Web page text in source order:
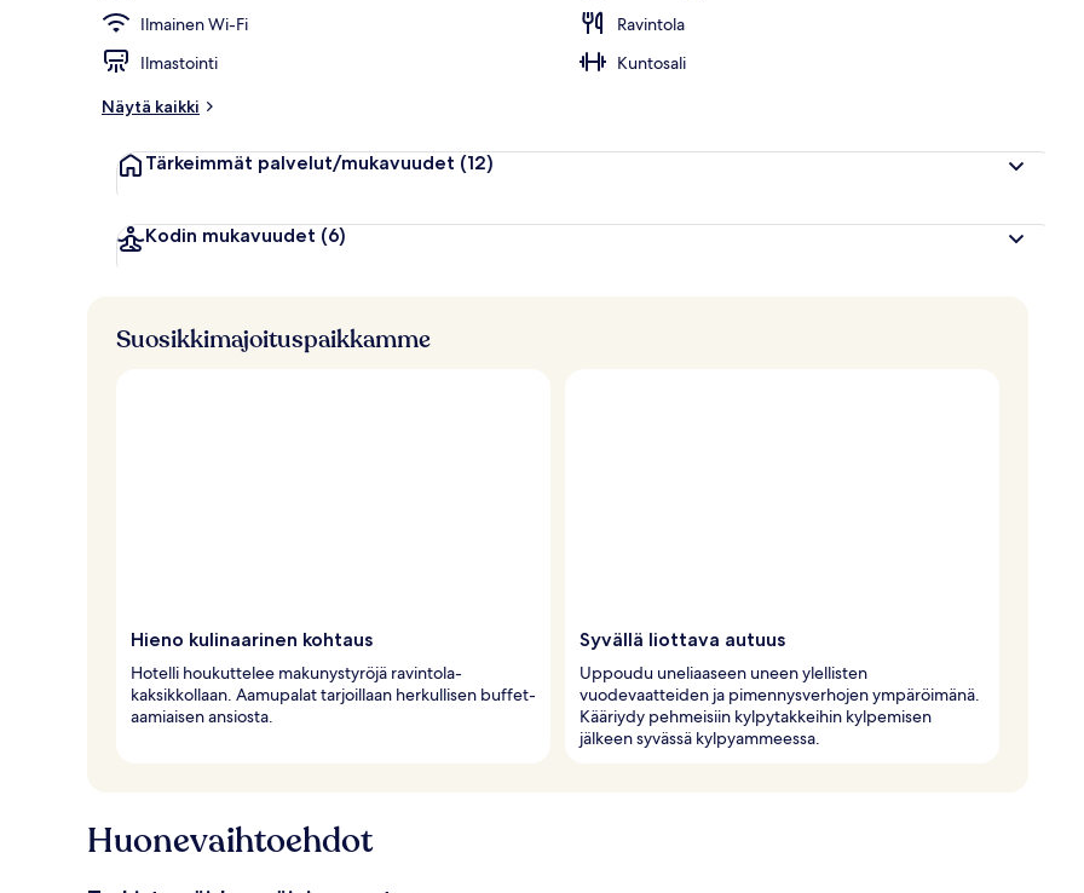
Ilmainen Wi-Fi
Ravintola
Ilmastointi
Kuntosali
Näytä kaikki
Tärkeimmät palvelut/mukavuudet (12)
Kodin mukavuudet (6)
Suosikkimajoituspaikkamme
Hieno kulinaarinen kohtaus
Hotelli houkuttelee makunystyröjä ravintola-
kaksikkollaan. Aamupalat tarjoillaan herkullisen buffet-
aamiaisen ansiosta.
Syvällä liottava autuus
Uppoudu uneliaaseen uneen ylellisten
vuodevaatteiden ja pimennysverhojen ympäröimänä.
Kääriydy pehmeisiin kylpytakkeihin kylpemisen
jälkeen syvässä kylpyammeessa.
Huonevaihtoehdot